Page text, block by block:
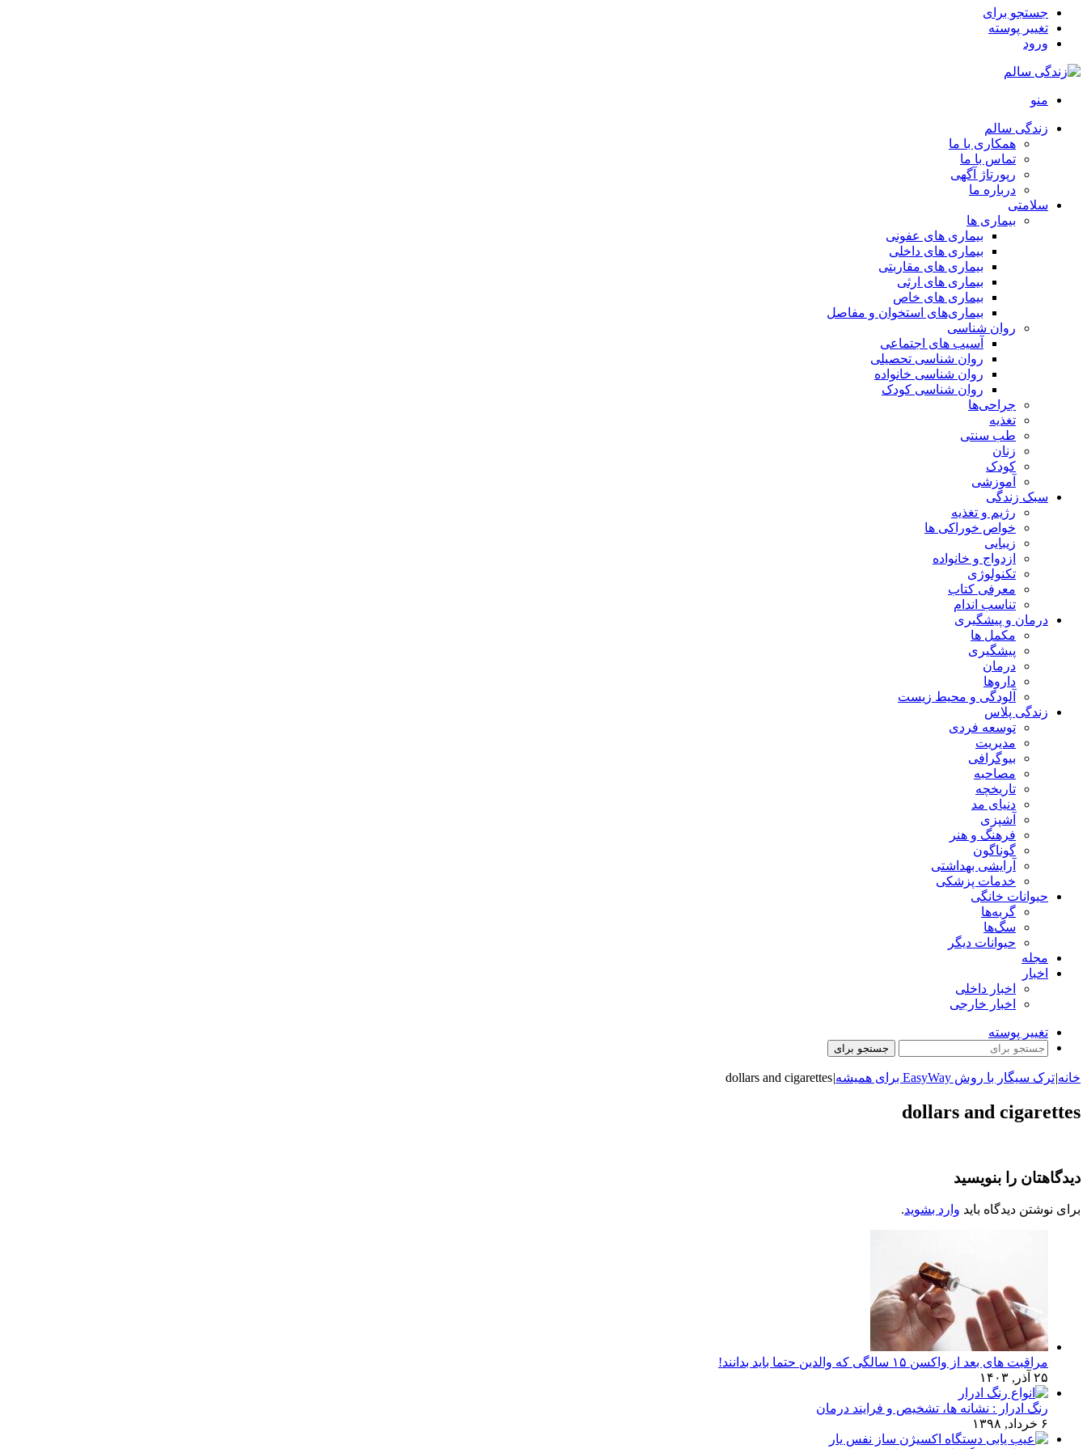
جستجو برای
تغییر پوسته
ورود
منو
زندگی سالم
همکاری با ما
تماس با ما
رپورتاژ آگهی
درباره ما
سلامتی
بیماری ها
بیماری های عفونی
بیماری های داخلی
بیماری های مقاربتی
بیماری های ارثی
بیماری های خاص
بیماری‌های استخوان و مفاصل
روان شناسی
آسیب های اجتماعی
روان شناسی تحصیلی
روان شناسی خانواده
روان شناسی کودک
جراحی‌ها
تغذیه
طب سنتی
زنان
کودک
آموزشی
سبک زندگی
رژیم و تغذیه
خواص خوراکی ها
زیبایی
ازدواج و خانواده
تکنولوژی
معرفی کتاب
تناسب اندام
درمان و پیشگیری
مکمل ها
پیشگیری
درمان
داروها
آلودگی و محیط زیست
زندگی پلاس
توسعه فردی
مدیریت
بیوگرافی
مصاحبه
تاریخچه
دنیای مد
آشپزی
فرهنگ و هنر
گوناگون
آرایشی بهداشتی
خدمات پزشکی
حیوانات خانگی
گربه‌ها
سگ‌ها
حیوانات دیگر
مجله
اخبار
اخبار داخلی
اخبار خارجی
تغییر پوسته
جستجو برای
خانه|ترک سیگار با روش EasyWay برای همیشه |
dollars and cigarettes
dollars and cigarettes
دیدگاهتان را بنویسید
برای نوشتن دیدگاه باید وارد بشوید.
مراقبت های بعد از واکسن ۱۵ سالگی که والدین حتما باید بدانند!
۲۵ آذر, ۱۴۰۳
رنگ ادرار : نشانه ها، تشخیص و فرایند درمان
۶ خرداد, ۱۳۹۸